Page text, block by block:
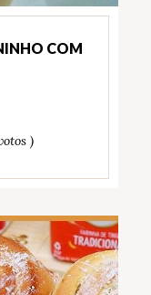
COM
)